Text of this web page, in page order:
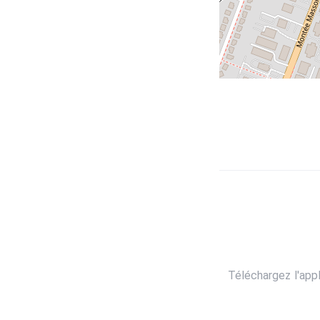
Téléchargez